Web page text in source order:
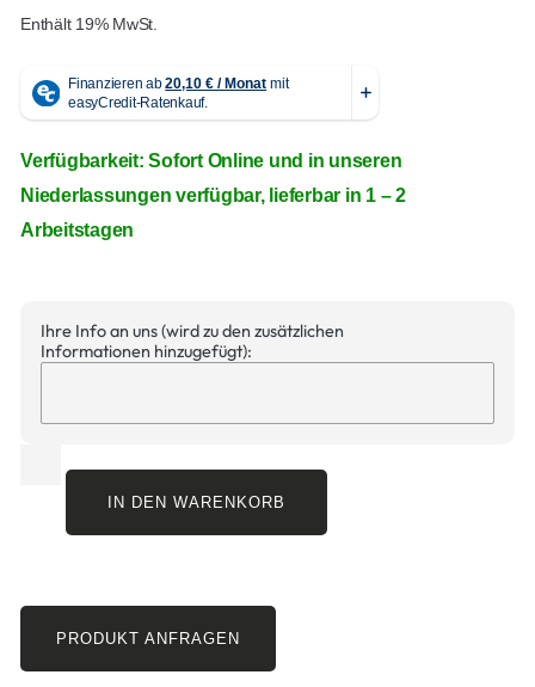
Enthält 19% MwSt.
Verfügbarkeit: Sofort Online und in unseren
Niederlassungen verfügbar, lieferbar in 1 – 2
Arbeitstagen
Ihre Info an uns (wird zu den zusätzlichen
Informationen hinzugefügt):
IN DEN WARENKORB
PRODUKT ANFRAGEN